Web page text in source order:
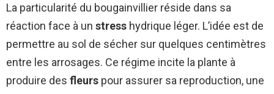
La particularité du bougainvillier réside dans sa
réaction face à un stress hydrique léger. L’idée est de
permettre au sol de sécher sur quelques centimètres
entre les arrosages. Ce régime incite la plante à
produire des fleurs pour assurer sa reproduction, une